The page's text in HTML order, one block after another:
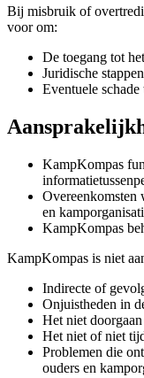
Bij misbruik of
voor om:
De toegang tot
Juridische
Eventuele
KampKompas
Overeenkomsten
en
KampKompas
KampKompas is niet
Indirecte of
Onjuistheden in
Het niet
Het niet of niet
Problemen die
ouders en